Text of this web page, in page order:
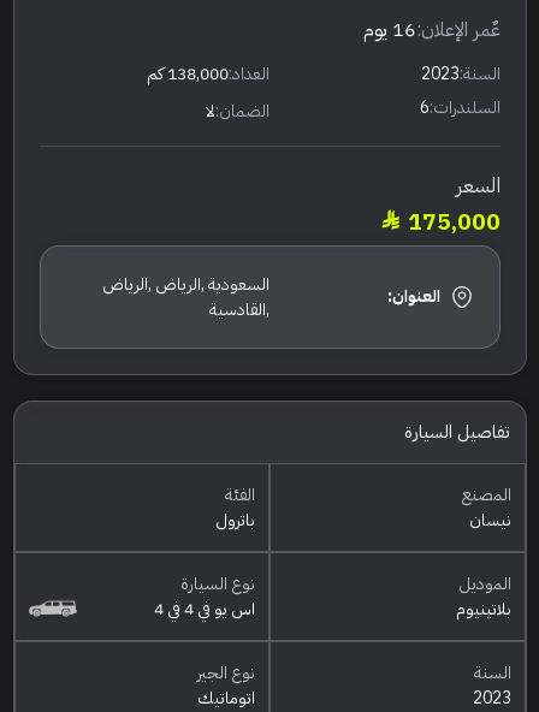
عٌمر الإعلان:16 يوم
السنة:2023 العداد:138,000 كم
السلندرات:6 الضمان:لا
السعر
175,000
العنوان:
السعودية ,الرياض ,الرياض
,القادسية
تفاصيل السيارة
المصنع
نيسان
الفئة
باترول
الموديل
بلاتينيوم
نوع السيارة
اس يو في 4 في 4
السنة
2023
نوع الجير
اتوماتيك